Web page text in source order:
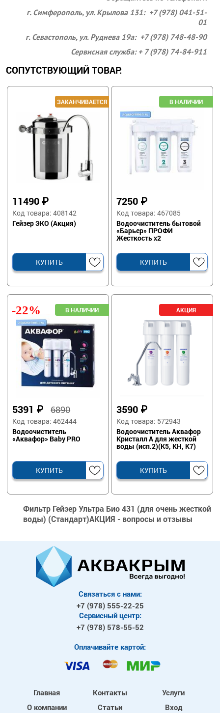
г. Симферополь, ул. Крылова 131: +7 (978) 041-51-
01
г. Севастополь, ул. Руднева 19а: +7 (978) 748-48-90
Сервисная служба: + 7 (978) 74-84-911
СОПУТСТВУЮЩИЙ ТОВАР:
11490 ₽
Код товара: 408142
Гейзер ЭКО (Акция)
КУПИТЬ
7250 ₽
Код товара: 467085
Водоочиститель бытовой
«Барьер» ПРОФИ
Жесткость х2
КУПИТЬ
5391 ₽6890
Код товара: 462444
Водоочиститель
«Аквафор» Baby PRO
КУПИТЬ
-22%
3590 ₽
Код товара: 572943
Водоочиститель Аквафор
Кристалл А для жесткой
воды (исп.2)(К5, КН, К7)
КУПИТЬ
Фильтр Гейзер Ультра Био 431 (для очень жесткой
воды) (Стандарт)АКЦИЯ - вопросы и отзывы
Связаться с нами:
+7 (978) 555-22-25
Сервисный центр:
+7 (978) 578-55-52
Оплачивайте картой:
Главная
О компании
Контакты
Статьи
Услуги
Вход